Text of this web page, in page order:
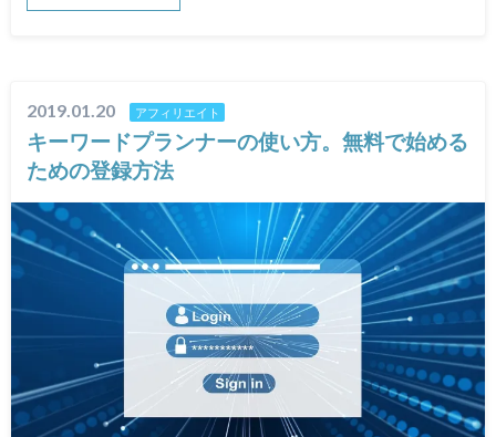
2019.01.20 アフィリエイト
キーワードプランナーの使い方。無料で始める
ための登録方法